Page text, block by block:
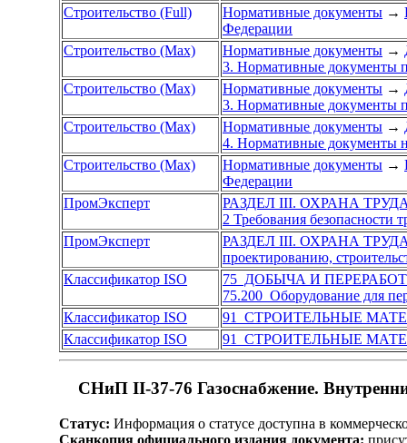
Строительство (Full)
Нормативные документы →
Федерации
Строительство (Max)
Нормативные документы →
3. Нормативные документы
Строительство (Max)
Нормативные документы →
3. Нормативные документы
Строительство (Max)
Нормативные документы →
4. Нормативные документы
Строительство (Max)
Нормативные документы →
Федерации
ПромЭксперт
РАЗДЕЛ III. ОХРАНА
2 Требования безопасности
ПромЭксперт
РАЗДЕЛ III. ОХРАНА
проектированию,
Классификатор ISO
75 ДОБЫЧА И
75.200 Оборудование для
Классификатор ISO
91 СТРОИТЕЛЬНЫЕ
Классификатор ISO
91 СТРОИТЕЛЬНЫЕ
СНиП II-37-76 Газоснабжение.
Статус: Информация о статусе доступна в
Сканкопия официального издания документа: